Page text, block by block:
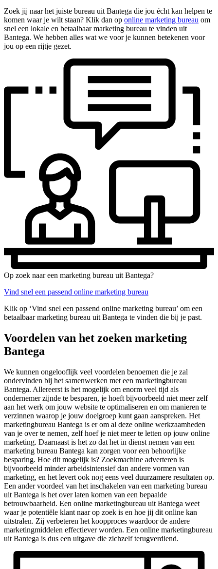
Zoek jij naar het juiste bureau uit Bantega die jou écht kan helpen te
komen waar je wilt staan? Klik dan op online marketing bureau om
snel een lokale en betaalbaar marketing bureau te vinden uit
Bantega. We hebben alles wat we voor je kunnen betekenen voor
jou op een rijtje gezet.
Op zoek naar een marketing bureau uit Bantega?
Vind snel een passend online marketing bureau
Klik op ‘Vind snel een passend online marketing bureau’ om een
betaalbaar marketing bureau uit Bantega te vinden die bij je past.
Voordelen van het zoeken marketing
Bantega
We kunnen ongelooflijk veel voordelen benoemen die je zal
ondervinden bij het samenwerken met een marketingbureau
Bantega. Allereerst is het mogelijk om enorm veel tijd als
ondernemer zijnde te besparen, je hoeft bijvoorbeeld niet meer zelf
aan het werk om jouw website te optimaliseren en om manieren te
verzinnen waarop je jouw doelgroep kunt gaan aanspreken. Het
marketingbureau Bantega is er om al deze online werkzaamheden
van je over te nemen, zelf hoef je niet meer te letten op jouw online
marketing. Daarnaast is het zo dat het in dienst nemen van een
marketing bureau Bantega kan zorgen voor een behoorlijke
besparing. Hoe dit mogelijk is? Zoekmachine adverteren is
bijvoorbeeld minder arbeidsintensief dan andere vormen van
marketing, en het levert ook nog eens veel duurzamere resultaten op.
Een ander voordeel van het inschakelen van een marketing bureau
uit Bantega is het over laten komen van een bepaalde
betrouwbaarheid. Een online marketingbureau uit Bantega weet
waar je potentiële klant naar op zoek is en hoe jij dit online kan
uitstralen. Zij verbeteren het koopproces waardoor de andere
marketingmiddelen effectiever worden. Een online marketingbureau
uit Bantega is dus een uitgave die zichzelf terugverdiend.